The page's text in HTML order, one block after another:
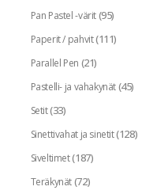
Pan Pastel -värit(95)
Paperit / pahvit(111)
Parallel Pen (21)
Pastelli- ja vahakynät(45)
Setit(33)
Sinettivahat ja sinetit(128)
Siveltimet(187)
Teräkynät(72)